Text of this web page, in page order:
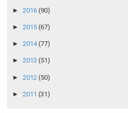
► 2016 (90)
► 2015 (67)
► 2014(77)
► 2013 (51)
► 2012 (50)
► 2011 (31)